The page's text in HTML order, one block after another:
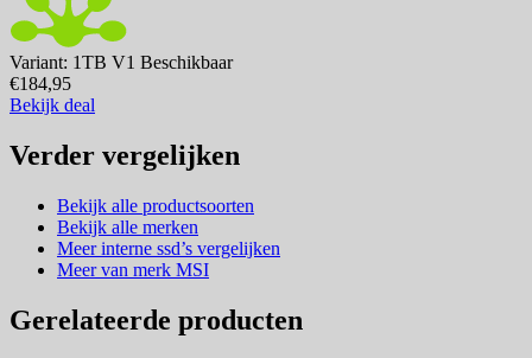
Variant: 1TB V1 Beschikbaar
€184,95
Bekijk deal
Verder vergelijken
Bekijk alle productsoorten
Bekijk alle merken
Meer interne ssd’s vergelijken
Meer van merk MSI
Gerelateerde producten